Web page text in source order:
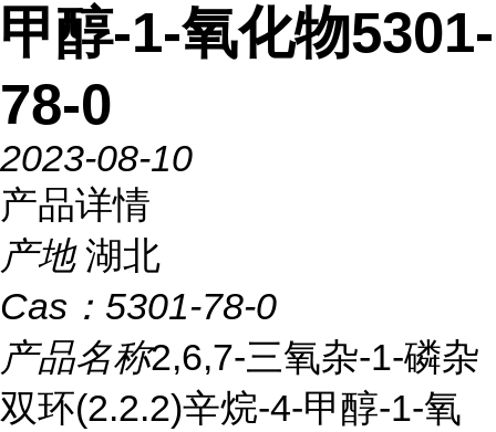
甲醇-1-氧化物5301-
78-0
2023-08-10
产品详情
产地 湖北
Cas： 5301-78-0
产品名称2,6,7-三氧杂-1-磷杂
双环(2.2.2)辛烷-4-甲醇-1-氧